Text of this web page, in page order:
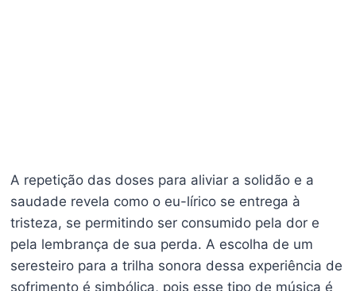
A repetição das doses para aliviar a solidão e a
saudade revela como o eu-lírico se entrega à
tristeza, se permitindo ser consumido pela dor e
pela lembrança de sua perda. A escolha de um
seresteiro para a trilha sonora dessa experiência de
sofrimento é simbólica, pois esse tipo de música é